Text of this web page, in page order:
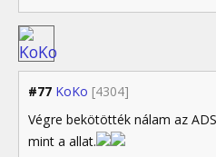
#77 KoKo [4304]
Végre bekötötték nálam az
mint a allat.